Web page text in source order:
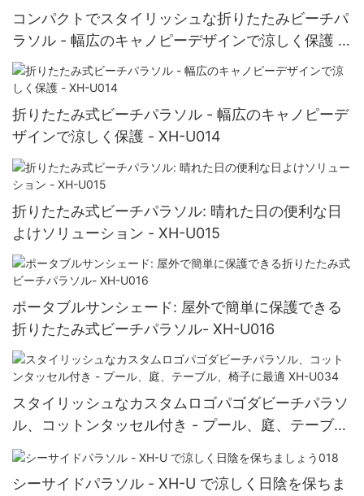
コンパクトでスタイリッシュな折りたたみビーチパ
ラソル - 幅広のキャノピーデザインで涼しく保護 -
XH-U009
折りたたみ式ビーチパラソル - 幅広のキャノピーデ
ザインで涼しく保護 - XH-U014
折りたたみ式ビーチパラソル: 晴れた日の便利な日
よけソリューション - XH-U015
ポータブルサンシェード: 屋外で簡単に保護できる
折りたたみ式ビーチパラソル- XH-U016
スタイリッシュなカスタムロゴパゴダビーチパラソ
ル、コットンタッセル付き - プール、庭、テーブ
ル、椅子に最適 XH-U034
シーサイドパラソル - XH-U で涼しく日陰を保ちま